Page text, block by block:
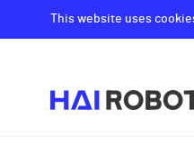
main
This website uses